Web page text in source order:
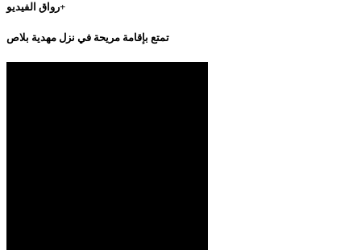
رواق الفيديو+
تمتع بإقامة مريحة في نزل مهدية بلاص